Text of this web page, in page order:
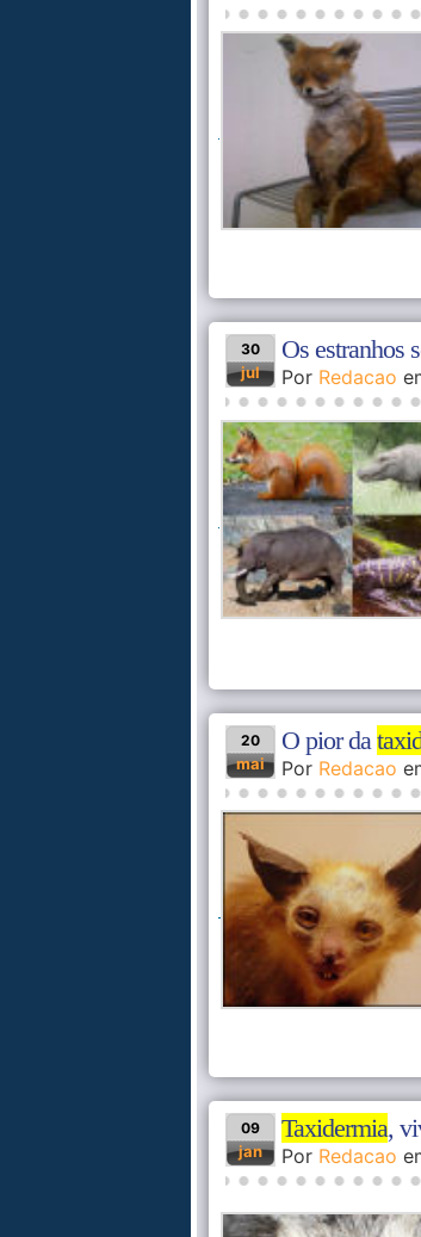
30
jul
Os estranhos
Por Redacao
20
mai
O pior da
Por Redacao
09
jan
Taxidermia,
Por Redacao